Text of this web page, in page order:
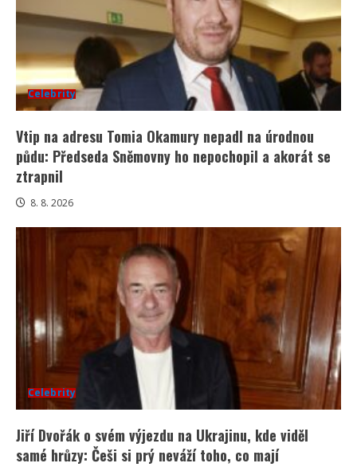
Celebrity
Vtip na adresu Tomia Okamury nepadl na úrodnou
půdu: Předseda Sněmovny ho nepochopil a akorát se
ztrapnil
8. 8. 2026
Celebrity
Jiří Dvořák o svém výjezdu na Ukrajinu, kde viděl
samé hrůzy: Češi si prý neváží toho, co mají